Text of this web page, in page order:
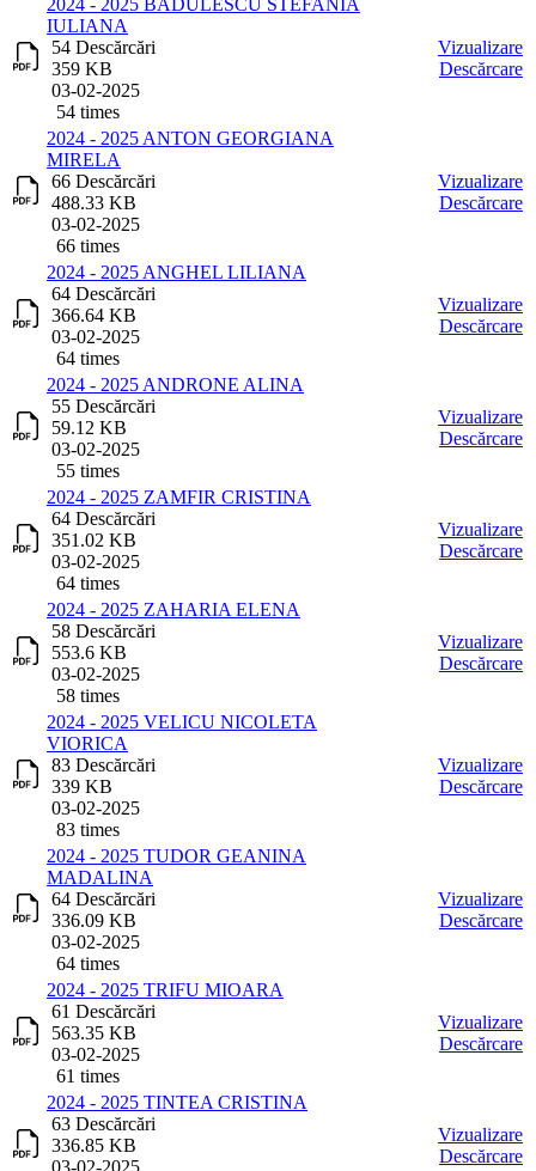
IULIANA
54 Descărcări
359 KB
03-02-2025
54 times
Vizualizare
Descărcare
2024 - 2025 ANTON GEORGIANA
MIRELA
66 Descărcări
488.33 KB
03-02-2025
66 times
Vizualizare
Descărcare
2024 - 2025 ANGHEL LILIANA
64 Descărcări
366.64 KB
03-02-2025
64 times
Vizualizare
Descărcare
2024 - 2025 ANDRONE ALINA
55 Descărcări
59.12 KB
03-02-2025
55 times
Vizualizare
Descărcare
2024 - 2025 ZAMFIR CRISTINA
64 Descărcări
351.02 KB
03-02-2025
64 times
Vizualizare
Descărcare
2024 - 2025 ZAHARIA ELENA
58 Descărcări
553.6 KB
03-02-2025
58 times
Vizualizare
Descărcare
2024 - 2025 VELICU NICOLETA
VIORICA
83 Descărcări
339 KB
03-02-2025
83 times
Vizualizare
Descărcare
2024 - 2025 TUDOR GEANINA
MADALINA
64 Descărcări
336.09 KB
03-02-2025
64 times
Vizualizare
Descărcare
2024 - 2025 TRIFU MIOARA
61 Descărcări
563.35 KB
03-02-2025
61 times
Vizualizare
Descărcare
2024 - 2025 TINTEA CRISTINA
63 Descărcări
336.85 KB
03-02-2025
Vizualizare
Descărcare